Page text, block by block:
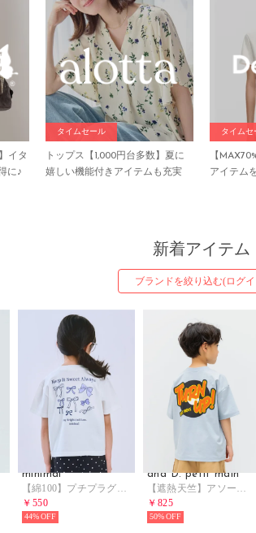
イタ
に♪
タイムセール
トップス【1,000円台多数】夏に
嬉しい機能付きアイテムも充実
タイムセ
【
アイテム
新着アイテム
ブランドを絞り込む(ログ
minimal
【綿100】プチプラグラフィックアソート半袖Tシャツ （オフ ホワイト）
￥550
44%
and D. petit main
【遮熱天竺】アソートポップロゴ半袖T （ライト ブルー）
￥825
50%